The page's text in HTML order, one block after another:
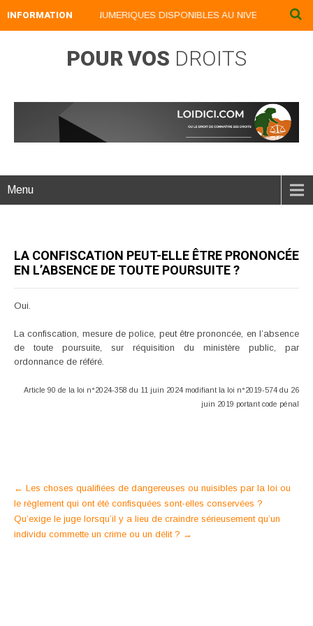
INFORMATION
NOS LIVRES NUMERIQUES DISPONIBLES AU NIVEAU DU
POUR VOS DROITS
Menu
LA CONFISCATION PEUT-ELLE ÊTRE PRONONCÉE
EN L’ABSENCE DE TOUTE POURSUITE ?
Oui.
La confiscation, mesure de police, peut être prononcée, en l’absence
de toute poursuite, sur réquisition du ministère public, par
ordonnance de référé.
Article 90 de la loi n°2024-358 du 11 juin 2024 modifiant la loi n°2019-574 du 26
juin 2019 portant code pénal
Post
navigation
← Les choses qualifiées de dangereuses ou nuisibles par la loi ou
le règlement qui ont été confisquées sont-elles conservées ?
Qu’exige le juge lorsqu’il y a lieu de craindre sérieusement qu’un
individu commette un crime ou un délit ? →